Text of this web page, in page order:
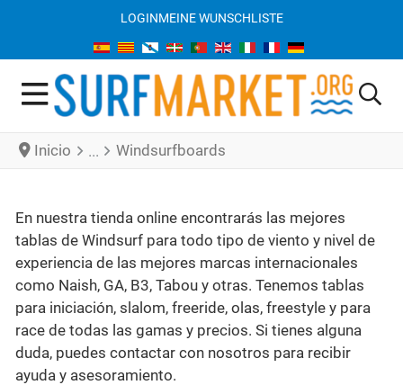
LOGINMEINE WUNSCHLISTE
Inicio Windsurfboards
En nuestra tienda online encontrarás las mejores
tablas de Windsurf para todo tipo de viento y nivel de
experiencia de las mejores marcas internacionales
como Naish, GA, B3, Tabou y otras. Tenemos tablas
para iniciación, slalom, freeride, olas, freestyle y para
race de todas las gamas y precios. Si tienes alguna
duda, puedes contactar con nosotros para recibir
ayuda y asesoramiento.